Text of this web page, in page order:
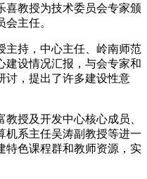
喜教授为技术委员会专家颁
主任。
持，中心主任、岭南师范
建设情况汇报，与会专家和
讨，提出了许多建设性意
授及开发中心核心成员、
机系主任吴涛副教授等进一
特色课程群和教师资源，实